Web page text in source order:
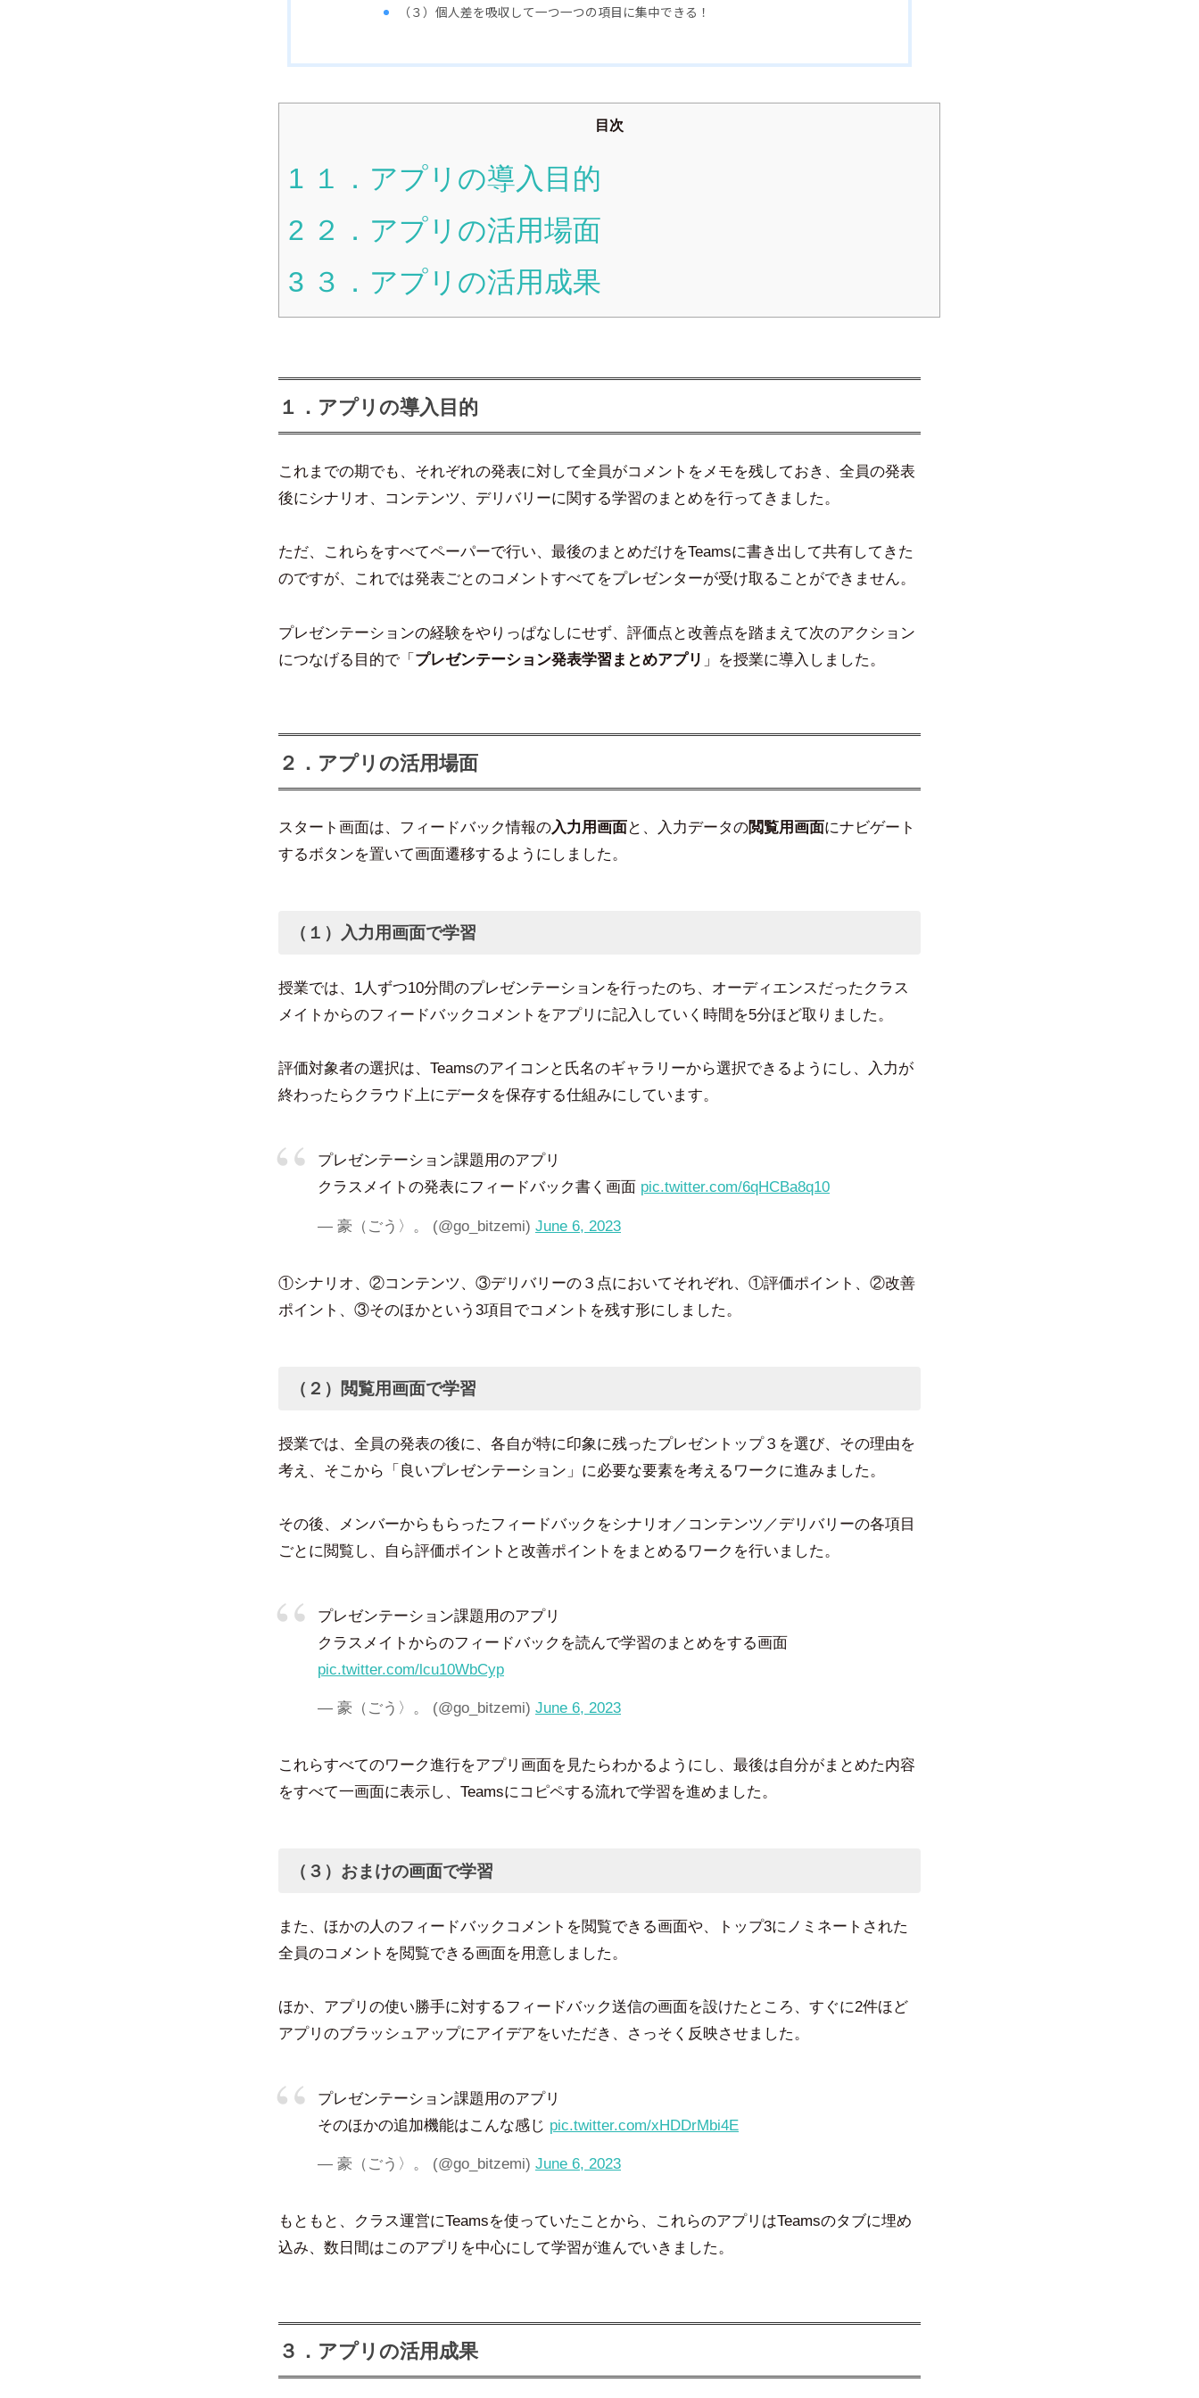
（３）個人差を吸収して一つ一つの項目に集中できる！
目次
1 １．アプリの導入目的
2 ２．アプリの活用場面
3 ３．アプリの活用成果
１．アプリの導入目的
これまでの期でも、それぞれの発表に対して全員がコメントをメモを残しておき、全員の発表
後にシナリオ、コンテンツ、デリバリーに関する学習のまとめを行ってきました。
ただ、これらをすべてペーパーで行い、最後のまとめだけをTeamsに書き出して共有してきた
のですが、これでは発表ごとのコメントすべてをプレゼンターが受け取ることができません。
プレゼンテーションの経験をやりっぱなしにせず、評価点と改善点を踏まえて次のアクション
につなげる目的で「 プレゼンテーション発表学習まとめアプリ 」を授業に導入しました。
２．アプリの活用場面
スタート画面は、フィードバック情報の入力用画面と、入力データの閲覧用画面にナビゲート
するボタンを置いて画面遷移するようにしました。
（１）入力用画面で学習
授業では、1人ずつ10分間のプレゼンテーションを行ったのち、オーディエンスだったクラス
メイトからのフィードバックコメントをアプリに記入していく時間を5分ほど取りました。
評価対象者の選択は、Teamsのアイコンと氏名のギャラリーから選択できるようにし、入力が
終わったらクラウド上にデータを保存する仕組みにしています。
プレゼンテーション課題用のアプリ
クラスメイトの発表にフィードバック書く画面 pic.twitter.com/6qHCBa8q10
— 豪（ごう〉。 (@go_bitzemi) June 6, 2023
①シナリオ、②コンテンツ、③デリバリーの３点においてそれぞれ、①評価ポイント、②改善
ポイント、③そのほかという3項目でコメントを残す形にしました。
（２）閲覧用画面で学習
授業では、全員の発表の後に、各自が特に印象に残ったプレゼントップ３を選び、その理由を
考え、そこから「良いプレゼンテーション」に必要な要素を考えるワークに進みました。
その後、メンバーからもらったフィードバックをシナリオ／コンテンツ／デリバリーの各項目
ごとに閲覧し、自ら評価ポイントと改善ポイントをまとめるワークを行いました。
プレゼンテーション課題用のアプリ
クラスメイトからのフィードバックを読んで学習のまとめをする画面
pic.twitter.com/lcu10WbCyp
— 豪（ごう〉。 (@go_bitzemi) June 6, 2023
これらすべてのワーク進行をアプリ画面を見たらわかるようにし、最後は自分がまとめた内容
をすべて一画面に表示し、Teamsにコピペする流れで学習を進めました。
（３）おまけの画面で学習
また、ほかの人のフィードバックコメントを閲覧できる画面や、トップ3にノミネートされた
全員のコメントを閲覧できる画面を用意しました。
ほか、アプリの使い勝手に対するフィードバック送信の画面を設けたところ、すぐに2件ほど
アプリのブラッシュアップにアイデアをいただき、さっそく反映させました。
プレゼンテーション課題用のアプリ
そのほかの追加機能はこんな感じ pic.twitter.com/xHDDrMbi4E
— 豪（ごう〉。 (@go_bitzemi) June 6, 2023
もともと、クラス運営にTeamsを使っていたことから、これらのアプリはTeamsのタブに埋め
込み、数日間はこのアプリを中心にして学習が進んでいきました。
３．アプリの活用成果